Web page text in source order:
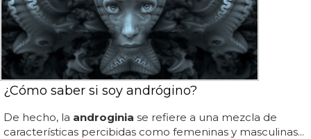
¿Cómo saber si soy andrógino?
De hecho, la androginia se refiere a una mezcla de
características percibidas como femeninas y masculinas...